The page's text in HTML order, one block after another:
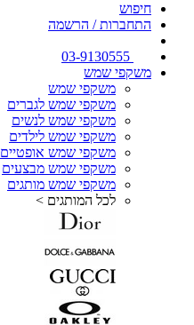
חיפוש
התחברות / הרשמה
משקפי שמש
משקפי שמש
משקפי שמש לגברים
משקפי שמש לנשים
משקפי שמש לילדים
משקפי שמש אופטיים
משקפי שמש מבצעים
משקפי שמש מותגים
לכל המותגים >